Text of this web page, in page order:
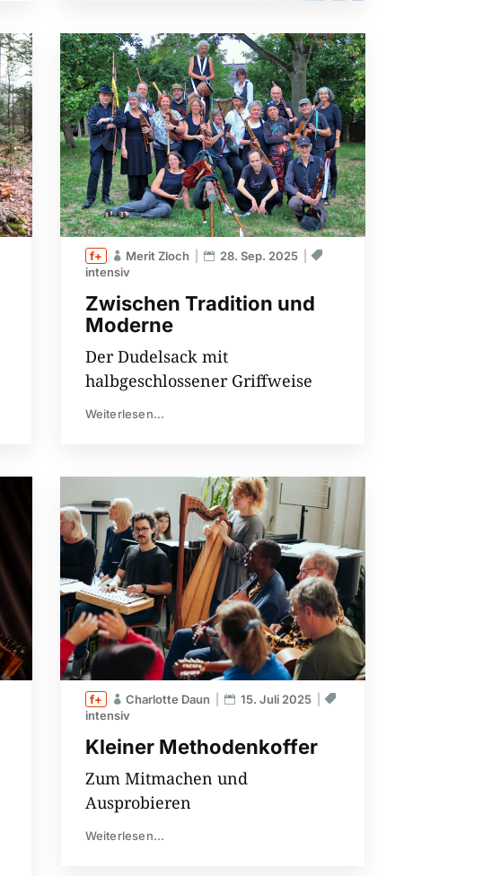
Zwischen Tradition und
Moderne
Merit Zloch
28. Sep. 2025
intensiv
Der Dudelsack mit
halbgeschlossener Griffweise
Weiterlesen...
Kleiner Methodenkoffer
Charlotte Daun
15. Juli 2025
intensiv
Zum Mitmachen und
Ausprobieren
Weiterlesen...